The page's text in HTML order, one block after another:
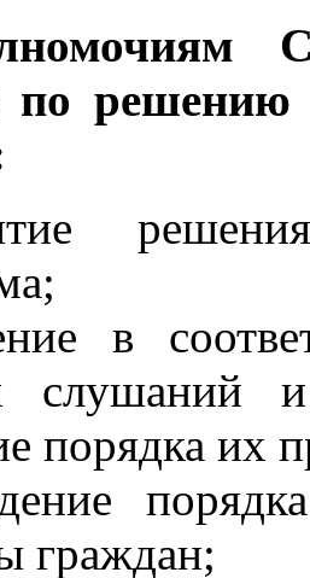
по решению
в
слушаний
порядка их
граждан;